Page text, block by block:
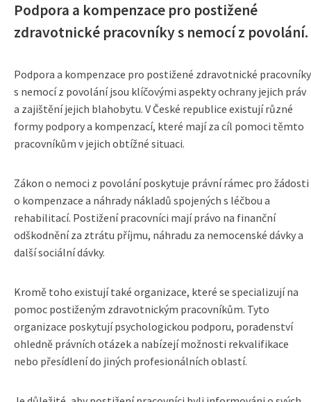
Podpora a kompenzace pro postižené
zdravotnické pracovníky s nemocí z povolání.
Podpora a kompenzace pro postižené zdravotnické pracovníky
s nemocí z povolání jsou klíčovými aspekty ochrany jejich práv
a zajištění jejich blahobytu. V České republice existují různé
formy podpory a kompenzací, které mají za cíl pomoci těmto
pracovníkům v jejich obtížné situaci.
Zákon o nemoci z povolání poskytuje právní rámec pro žádosti
o kompenzace a náhrady nákladů spojených s léčbou a
rehabilitací. Postižení pracovníci mají právo na finanční
odškodnění za ztrátu příjmu, náhradu za nemocenské dávky a
další sociální dávky.
Kromě toho existují také organizace, které se specializují na
pomoc postiženým zdravotnickým pracovníkům. Tyto
organizace poskytují psychologickou podporu, poradenství
ohledně právních otázek a nabízejí možnosti rekvalifikace
nebo přesídlení do jiných profesionálních oblastí.